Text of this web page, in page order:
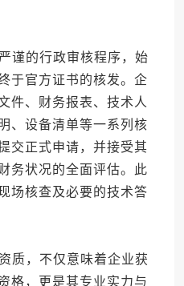
的行政审核程序，始
于官方证书的核发。企
件、财务报表、技术人
、设备清单等一系列核
交正式申请，并接受其
务状况的全面评估。此
场核查及必要的技术答
，不仅意味着企业获
格，更是其专业实力与